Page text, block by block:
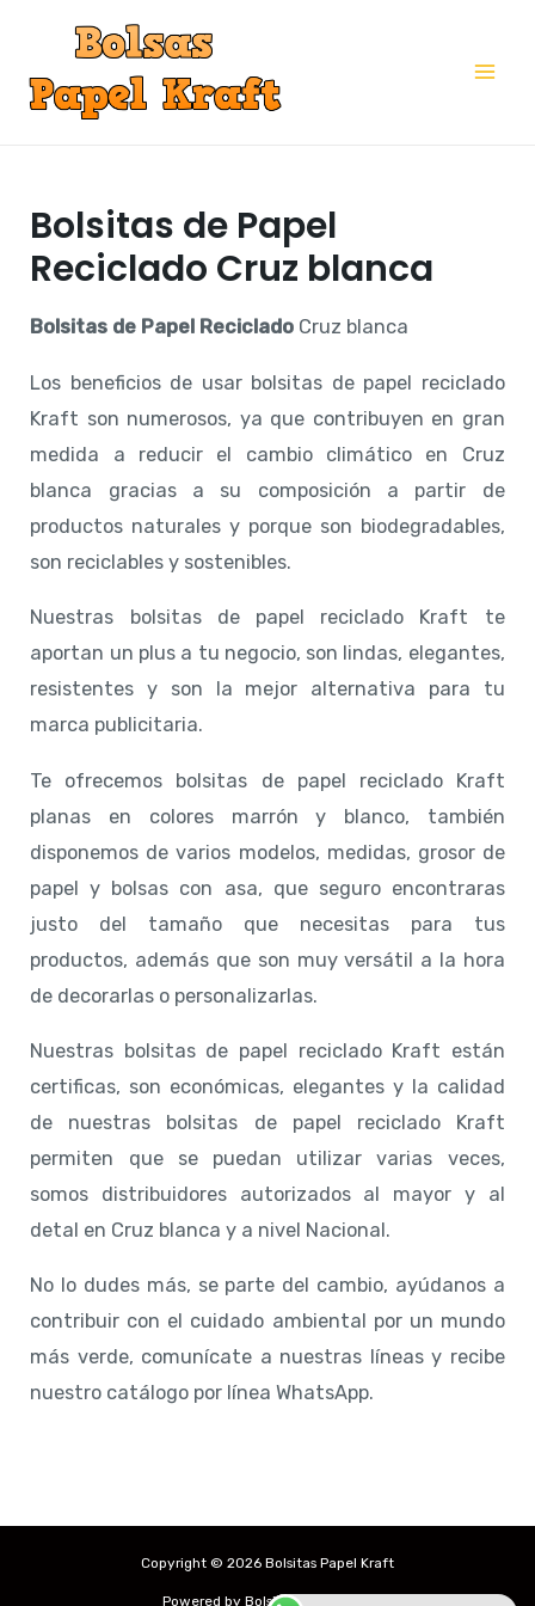
contenido
Bolsitas de Papel
Reciclado Cruz blanca
Bolsitas de Papel Reciclado Cruz blanca
Los beneficios de usar bolsitas de papel reciclado
Kraft son numerosos, ya que contribuyen en gran
medida a reducir el cambio climático en Cruz
blanca gracias a su composición a partir de
productos naturales y porque son biodegradables,
son reciclables y sostenibles.
Nuestras bolsitas de papel reciclado Kraft te
aportan un plus a tu negocio, son lindas, elegantes,
resistentes y son la mejor alternativa para tu
marca publicitaria.
Te ofrecemos bolsitas de papel reciclado Kraft
planas en colores marrón y blanco, también
disponemos de varios modelos, medidas, grosor de
papel y bolsas con asa, que seguro encontraras
justo del tamaño que necesitas para tus
productos, además que son muy versátil a la hora
de decorarlas o personalizarlas.
Nuestras bolsitas de papel reciclado Kraft están
certificas, son económicas, elegantes y la calidad
de nuestras bolsitas de papel reciclado Kraft
permiten que se puedan utilizar varias veces,
somos distribuidores autorizados al mayor y al
detal en Cruz blanca y a nivel Nacional.
No lo dudes más, se parte del cambio, ayúdanos a
contribuir con el cuidado ambiental por un mundo
más verde, comunícate a nuestras líneas y recibe
nuestro catálogo por línea WhatsApp.
Copyright © 2026 Bolsitas Papel Kraft
Powered by Bolsitas Papel Kraft